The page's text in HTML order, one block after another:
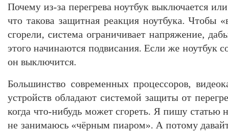
Почему из-за перегрева ноутбук выключается
что такова защитная реакция ноутбука. Чтобы
сгорели, система ограничивает напряжение,
этого начинаются подвисания. Если же ноутбук
он выключится.
Большинство современных процессоров,
устройств обладают системой защиты от
когда что-нибудь может сгореть. Я пишу статью
не занимаюсь «чёрным пиаром». А потому